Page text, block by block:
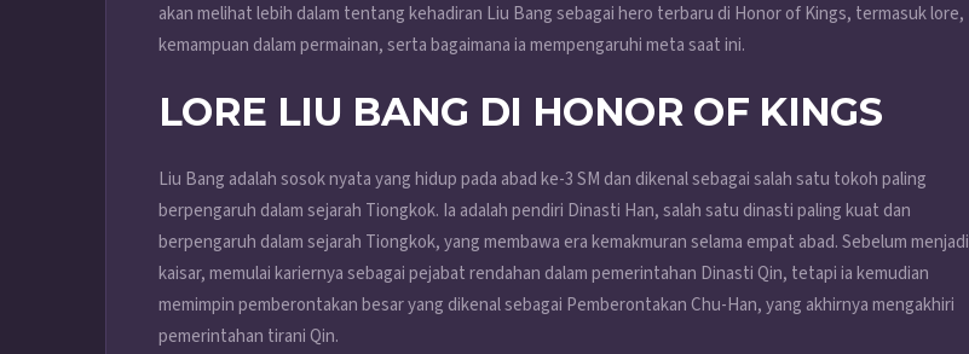
akan melihat lebih dalam tentang kehadiran Liu Bang sebagai hero terbaru di Honor of Kings, termasuk lore,
kemampuan dalam permainan, serta bagaimana ia mempengaruhi meta saat ini.
LORE LIU BANG DI HONOR OF KINGS
Liu Bang adalah sosok nyata yang hidup pada abad ke-3 SM dan dikenal sebagai salah satu tokoh paling
berpengaruh dalam sejarah Tiongkok. Ia adalah pendiri Dinasti Han, salah satu dinasti paling kuat dan
berpengaruh dalam sejarah Tiongkok, yang membawa era kemakmuran selama empat abad. Sebelum menjadi
kaisar, memulai kariernya sebagai pejabat rendahan dalam pemerintahan Dinasti Qin, tetapi ia kemudian
memimpin pemberontakan besar yang dikenal sebagai Pemberontakan Chu-Han, yang akhirnya mengakhiri
pemerintahan tirani Qin.